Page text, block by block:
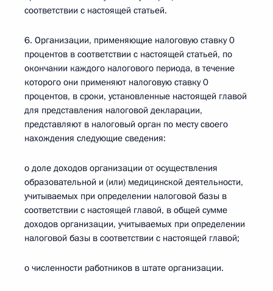
соответствии с настоящей статьей.
6. Организации, применяющие налоговую ставку 0
процентов в соответствии с настоящей статьей, по
окончании каждого налогового периода, в течение
которого они применяют налоговую ставку 0
процентов, в сроки, установленные настоящей главой
для представления налоговой декларации,
представляют в налоговый орган по месту своего
нахождения следующие сведения:
о доле доходов организации от осуществления
образовательной и (или) медицинской деятельности,
учитываемых при определении налоговой базы в
соответствии с настоящей главой, в общей сумме
доходов организации, учитываемых при определении
налоговой базы в соответствии с настоящей главой;
о численности работников в штате организации.